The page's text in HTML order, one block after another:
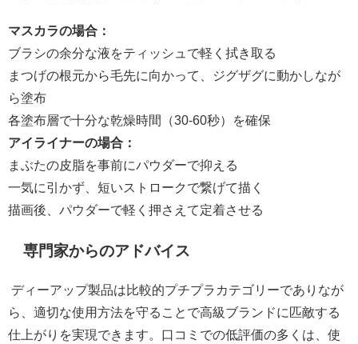
マスカラの場合：
ブラシの余分な液をティッシュで軽く拭き取る
まつげの根元から毛先に向かって、ジグザグに動かしなが
ら塗布
各塗布層で十分な乾燥時間（30-60秒）を確保
アイライナーの場合：
まぶたの皮脂を事前にパウダーで抑える
一気に引かず、短いストロークで繋げて描く
描画後、パウダーで軽く押さえて定着させる
専門家からのアドバイス
ディーアップ製品は比較的プチプラカテゴリーでありなが
ら、適切な使用方法を守ることで高級ブランドに匹敵する
仕上がりを実現できます。口コミでの低評価の多くは、使